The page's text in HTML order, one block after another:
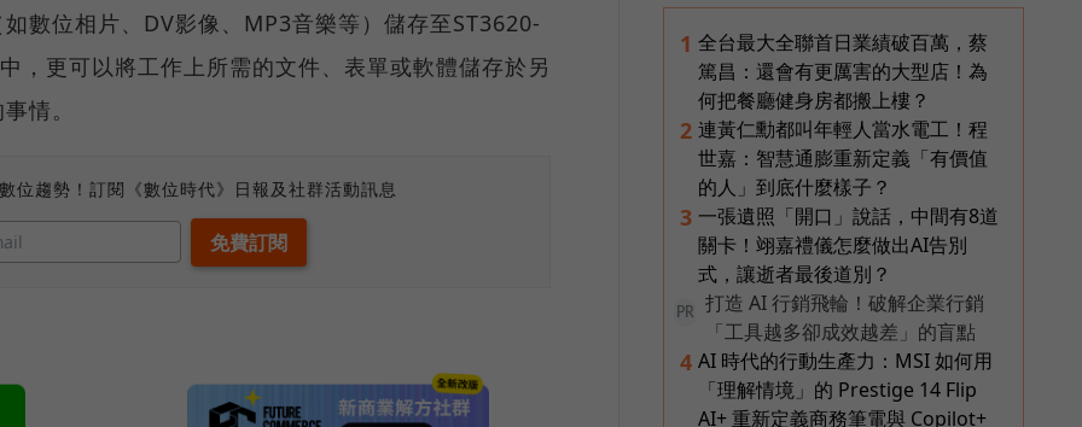
數位相片、DV影像、MP3音樂等）儲存至ST3620-
，更可以將工作上所需的文件、表單或軟體儲存於另
情。
位趨勢！訂閱《數位時代》日報及社群活動訊息
1 全台最大全聯首日業績破百萬，蔡
篤昌：還會有更厲害的大型店！為
何把餐廳健身房都搬上樓？
2 連黃仁勳都叫年輕人當水電工！程
世嘉：智慧通膨重新定義「有價值
的人」到底什麼樣子？
3 一張遺照「開口」說話，中間有8道
關卡！翊嘉禮儀怎麼做出AI告別
式，讓逝者最後道別？
PR
打造 AI 行銷飛輪！破解企業行銷
「工具越多卻成效越差」的盲點
4 AI 時代的行動生產力：MSI 如何用
「理解情境」的 Prestige 14 Flip
AI+ 重新定義商務筆電與 Copilot+